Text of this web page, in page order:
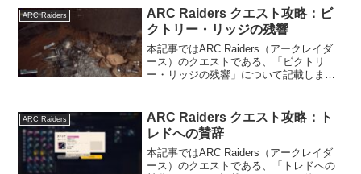
容ARC Raidersのクエスト「嫌な...
ARC Raiders
ARC Raiders クエスト攻略：ビ
クトリー・リッジの残響
本記事ではARC Raiders（アークレイダ
ース）のクエストである、「ビクトリ
ー・リッジの残響」について記載しま
ください。ビクトリー・リッジの残響の
内容ARC...
ARC Raiders
ARC Raiders クエスト攻略：ト
レドへの賛辞
本記事ではARC Raiders（アークレイダ
ース）のクエストである、「トレドへの